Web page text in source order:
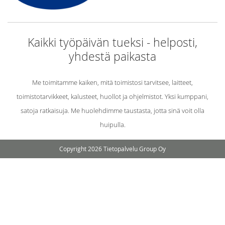
Kaikki työpäivän tueksi - helposti,
yhdestä paikasta
Me toimitamme kaiken, mitä toimistosi tarvitsee, laitteet,
toimistotarvikkeet, kalusteet, huollot ja ohjelmistot. Yksi kumppani,
satoja ratkaisuja. Me huolehdimme taustasta, jotta sinä voit olla
huipulla.
Copyright 2026 Tietopalvelu Group Oy